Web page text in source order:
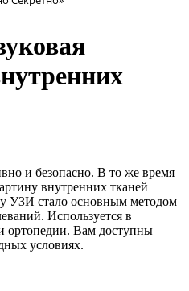
и безопасно. В то же время
внутренних тканей
УЗИ стало основным методом
Используется в
ортопедии. Вам доступны
условиях.